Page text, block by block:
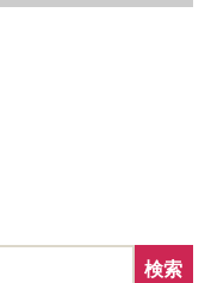
検索